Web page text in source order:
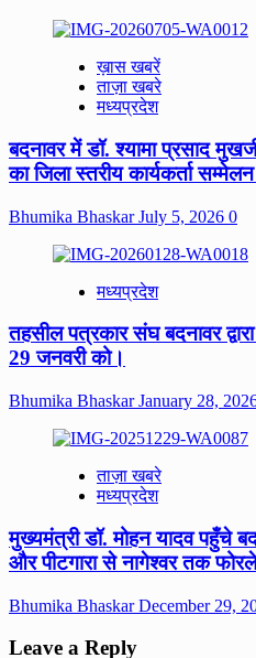
ख़ास खबरें
ताज़ा खबरे
मध्यप्रदेश
बदनावर में डॉ. श्यामा प्रसाद
का जिला स्तरीय कार्यकर्ता
Bhumika BhaskarJuly 5, 2026 0
मध्यप्रदेश
तहसील पत्रकार संघ बदनावर
29 जनवरी को।
Bhumika BhaskarJanuary 28,
ताज़ा खबरे
मध्यप्रदेश
मुख्यमंत्री डॉ. मोहन यादव पहुँचे
और पीटगारा से नागेश्वर तक
Bhumika BhaskarDecember 29,
Leave a Reply